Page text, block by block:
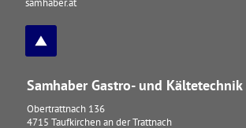
Samhaber Gastro- und Kältetechnik
Obertrattnach 136
4715 Taufkirchen an der Trattnach